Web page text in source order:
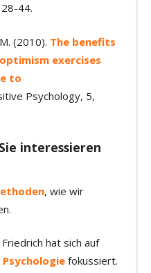
44.
(2010). The benefits
exercises
to
Psychology, 5,
interessieren
, wie wir
hat sich auf
fokussiert.